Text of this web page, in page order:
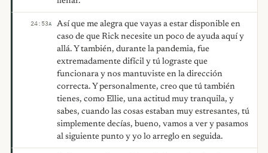
24:53A
Así que me alegra que vayas a estar disponible en
caso de que Rick necesite un poco de ayuda aquí y
allá. Y también, durante la pandemia, fue
extremadamente difícil y tú lograste que
funcionara y nos mantuviste en la dirección
correcta. Y personalmente, creo que tú también
tienes, como Ellie, una actitud muy tranquila, y
sabes, cuando las cosas estaban muy estresantes, tú
simplemente decías, bueno, vamos a ver y pasamos
al siguiente punto y yo lo arreglo en seguida.